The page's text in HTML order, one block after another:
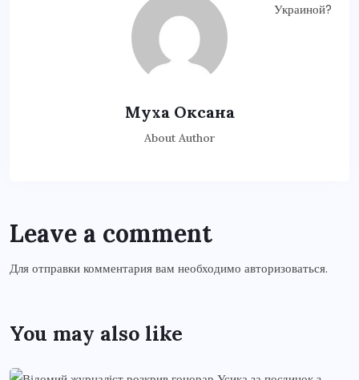
Муха Оксана
About Author
Leave a comment
Для отправки комментария вам необходимо авторизоваться.
You may also like